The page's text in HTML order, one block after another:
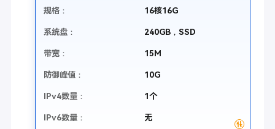
规格： 16核16G
系统盘： 240GB ，SSD
带宽： 15M
防御峰值： 10G
IPv4数量： 1个
IPv6数量： 无